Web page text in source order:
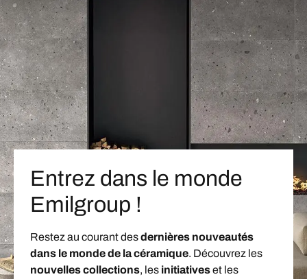
Entrez dans le monde
Emilgroup !
Restez au courant desdernières nouveautés
dans le monde de la céramique. Découvrez les
nouvelles collections, les initiativeset les